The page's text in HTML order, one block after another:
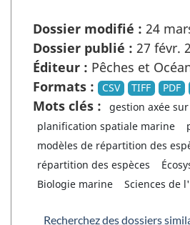
Dossier modifié : 24
Dossier publié : 27 févr.
Éditeur : Pêches et
Formats :
CSV TIFF PDF
Mots clés :
gestion axée
planification spatiale marine
modèles de répartition des
répartition des espèces
Biologie marine
Sciences de
Recherchez des dossiers